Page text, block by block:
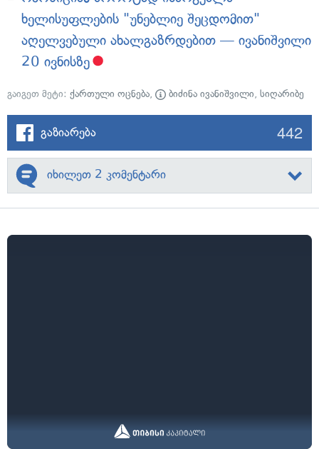
ხელისუფლების "უნებლიე შეცდომით"
აღელვებული ახალგაზრდებით — ივანიშვილი
20 ივნისზე
გაიგეთ მეტი: ქართული ოცნება, ბიძინა ივანიშვილი, სიღარიბე
გაზიარება 442
იხილეთ 2 კომენტარი